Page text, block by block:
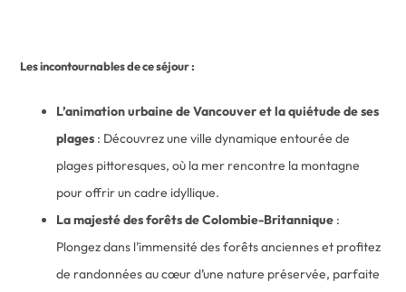
Les incontournables de ce séjour :
L’animation urbaine de Vancouver et la quiétude de ses
plages : Découvrez une ville dynamique entourée de
plages pittoresques, où la mer rencontre la montagne
pour offrir un cadre idyllique.
La majesté des forêts de Colombie-Britannique :
Plongez dans l’immensité des forêts anciennes et profitez
de randonnées au cœur d’une nature préservée, parfaite